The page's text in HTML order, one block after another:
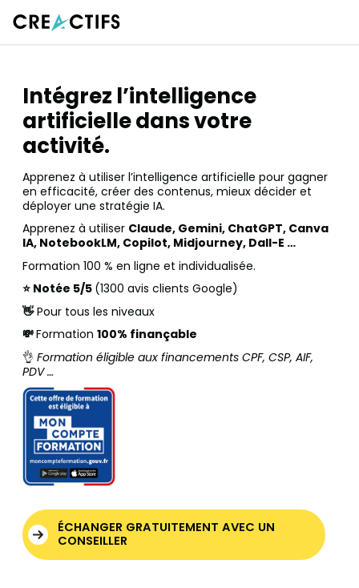
Intégrez l’intelligence
artificielle dans votre
activité.
Apprenez à utiliser l’intelligence artificielle pour gagner
en efficacité, créer des contenus, mieux décider et
déployer une stratégie IA.
Apprenez à utiliser Claude, Gemini, ChatGPT, Canva
IA, NotebookLM, Copilot, Midjourney, Dall-E …
Formation 100 % en ligne et individualisée.
⭐️ Notée 5/5 (1300 avis clients Google)
👋Pour tous les niveaux
💸Formation 100% finançable
👌 Formation éligible aux financements CPF, CSP, AIF,
PDV …
ÉCHANGER GRATUITEMENT AVEC UN
CONSEILLER